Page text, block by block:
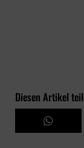
Diesen Artikel